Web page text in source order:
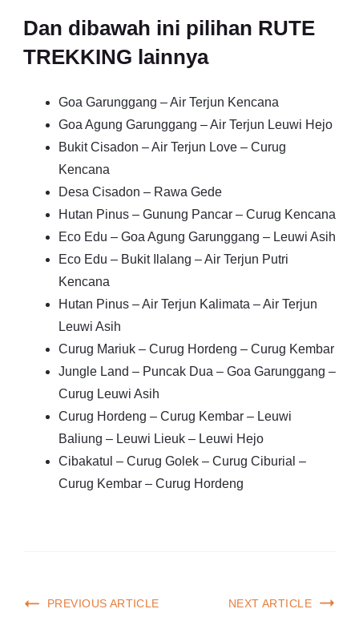
Dan dibawah ini pilihan RUTE
TREKKING lainnya
Goa Garunggang – Air Terjun Kencana
Goa Agung Garunggang – Air Terjun Leuwi Hejo
Bukit Cisadon – Air Terjun Love – Curug
Kencana
Desa Cisadon – Rawa Gede
Hutan Pinus – Gunung Pancar – Curug Kencana
Eco Edu – Goa Agung Garunggang – Leuwi Asih
Eco Edu – Bukit Ilalang – Air Terjun Putri
Kencana
Hutan Pinus – Air Terjun Kalimata – Air Terjun
Leuwi Asih
Curug Mariuk – Curug Hordeng – Curug Kembar
Jungle Land – Puncak Dua – Goa Garunggang –
Curug Leuwi Asih
Curug Hordeng – Curug Kembar – Leuwi
Baliung – Leuwi Lieuk – Leuwi Hejo
Cibakatul – Curug Golek – Curug Ciburial –
Curug Kembar – Curug Hordeng
PREVIOUS ARTICLE NEXT ARTICLE